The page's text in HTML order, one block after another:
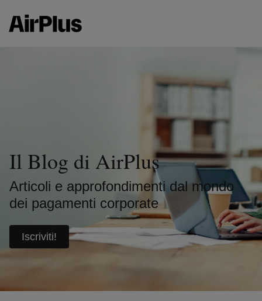
Il Blog di AirPlus
Articoli e approfondimenti dal mondo
dei pagamenti corporate
Iscriviti!